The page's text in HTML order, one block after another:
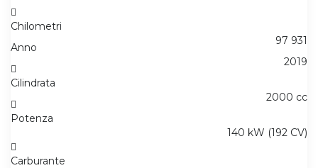
Chilometri
97 931
Anno
2019
Cilindrata
2000 cc
Potenza
140 kW (192 CV)
Carburante